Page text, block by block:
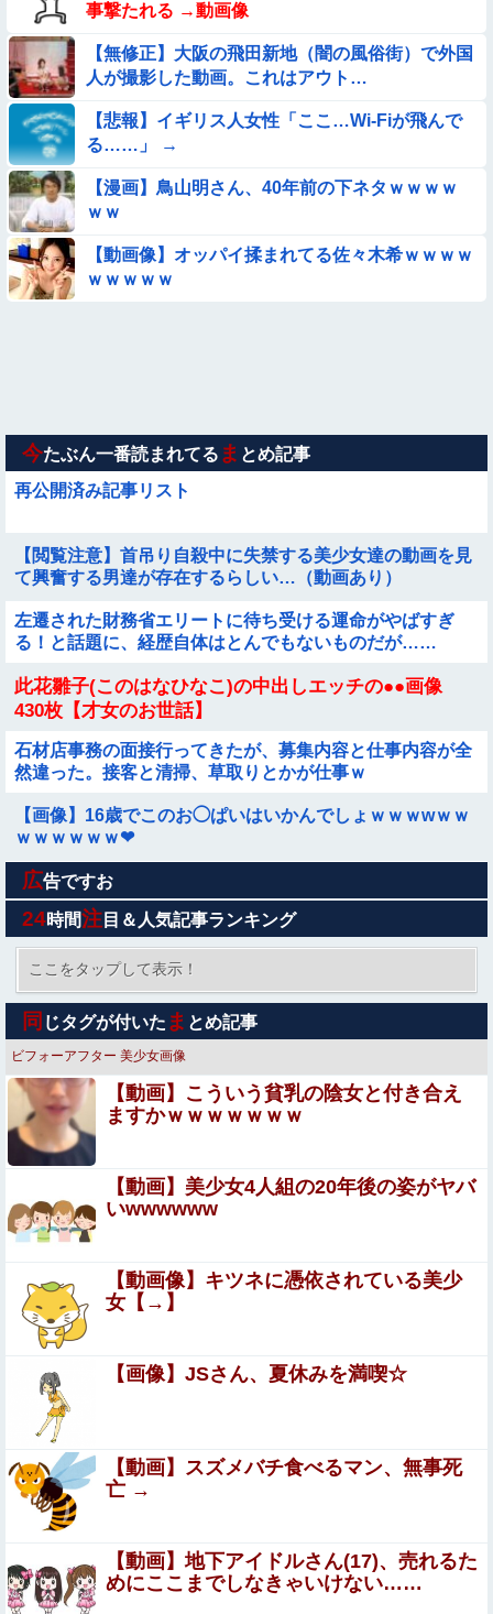
【画像】夏のバイクがヤバすぎるｗｗｗｗｗ
【動画像】飛行機に『水銀』を持ち込めない理由がこれ【→】
【動画】広島に落とされた『原子爆弾』の『再現動画』がこち
ら・・・
【動画】デブの喧嘩 ガチでヤバい……
【動画】力士さん、ボクサーをボコってしまう
事撃たれる →動画像
【無修正】大阪の飛田新地（闇の風俗街）で外国
人が撮影した動画。これはアウト…
【悲報】イギリス人女性「ここ…Wi-Fiが飛んで
る……」 →
【漫画】鳥山明さん、40年前の下ネタｗｗｗｗ
ｗｗ
【動画像】オッパイ揉まれてる佐々木希ｗｗｗｗ
ｗｗｗｗｗ
今たぶん一番読まれてる ま とめ記事
再公開済み記事リスト
【閲覧注意】首吊り自殺中に失禁する美少女達の動画を見
て興奮する男達が存在するらしい…（動画あり）
左遷された財務省エリートに待ち受ける運命がやばすぎ
る！と話題に、経歴自体はとんでもないものだが……
此花雛子(このはなひなこ)の中出しエッチの●●画像
430枚【才女のお世話】
石材店事務の面接行ってきたが、募集内容と仕事内容が全
然違った。接客と清掃、草取りとかが仕事ｗ
【画像】16歳でこのお◯ぱいはいかんでしょｗｗｗwｗｗ
ｗｗｗｗｗｗ❤
【動画】ショートスリーパー堀大輔さん、対面で高須幹弥
氏にガチギレ 思ったよりも空気がヤバいことに・・・
【画像】 思わず保存したくなる「笑える画像・最高な画
像」貼っていけｗｗｗｗｗ
この夏菜がシコすぎるｗｗｗｗ
【速報】日向坂46、18thシングル『イチャイチャ虫』の発
売が決定！！
【無修正流出】 あおいれな、あべみかこ、佐藤ののか、上
川星空、美園和花！人気女優5人のマ●コが高画質で丸見え
ショートスリーパー堀大輔、高須幹弥にブチギレ
ジャンポケ斎藤と代理人のやりとり、「地獄すぎて完
全にコントになってる……」と衝撃を受ける人が続出
中
【画像】日本さん、避難所が各国と比べて優秀過ぎると話
ストーカーに狙われた女子高生が悲惨…絶対に避けられな
い中出しレ●プGIF画像
嫁がいる前で半ケツ見せて不倫を誘う保育士の永野紬さん
【動画】福岡の電車、複数の駅で「チンポッ❤」
というアナウンスが流れ大騒ぎwwwwwwwww
【動画】 若手女優「兄とセ○クスシーンするんですか？分
広告ですお
24時間注 目＆人気記事ランキング
ここをタップして表示！
同 じタグが付いた ま とめ記事
ビフォーアフター 美少女画像
【動画】こういう貧乳の陰女と付き合え
ますかｗｗｗｗｗｗｗ
【動画】美少女4人組の20年後の姿がヤバ
いwwwwww
【動画像】キツネに憑依されている美少
女【→】
【画像】JSさん、夏休みを満喫☆
【動画】スズメバチ食べるマン、無事死
亡 →
【動画】地下アイドルさん(17)、売れるた
めにここまでしなきゃいけない……